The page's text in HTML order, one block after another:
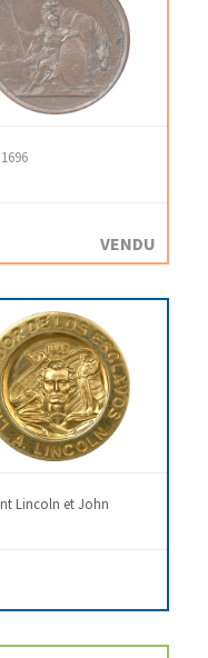
VENDU
Lincoln et John